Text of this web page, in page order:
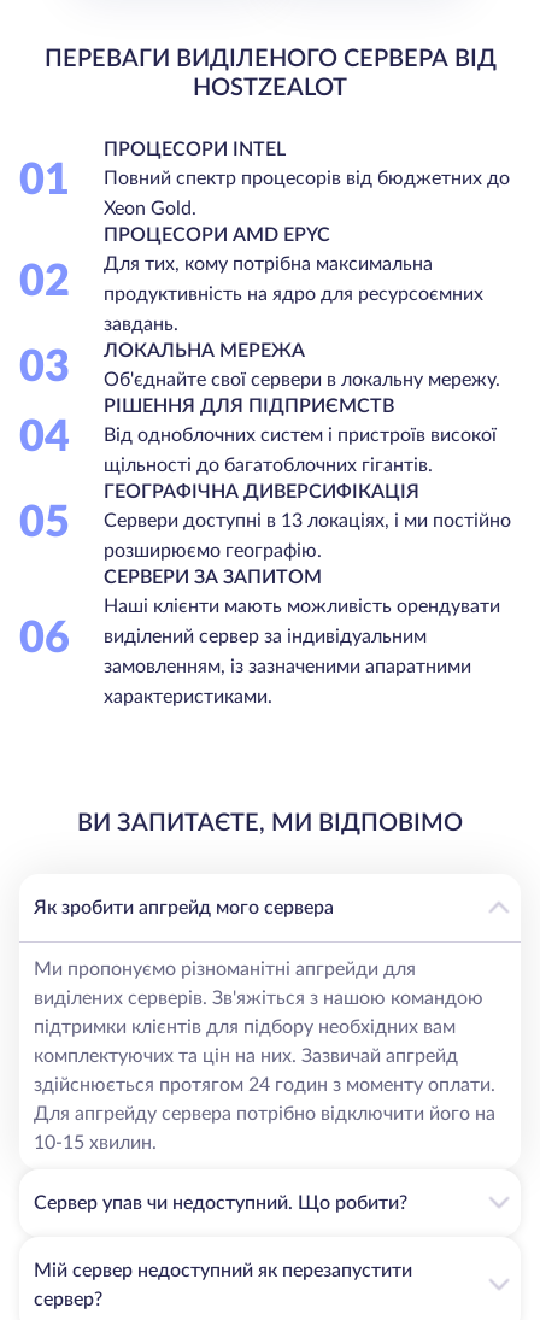
ПЕРЕВАГИ ВИДІЛЕНОГО СЕРВЕРА ВІД
HOSTZEALOT
01
ПРОЦЕСОРИ INTEL
Повний спектр процесорів від бюджетних до
Xeon Gold.
02
ПРОЦЕСОРИ AMD EPYC
Для тих, кому потрібна максимальна
продуктивність на ядро для ресурсоємних
завдань.
03
ЛОКАЛЬНА МЕРЕЖА
Об'єднайте свої сервери в локальну мережу.
04
РІШЕННЯ ДЛЯ ПІДПРИЄМСТВ
Від одноблочних систем і пристроїв високої
щільності до багатоблочних гігантів.
05
ГЕОГРАФІЧНА ДИВЕРСИФІКАЦІЯ
Сервери доступні в 13 локаціях, і ми постійно
розширюємо географію.
06
СЕРВЕРИ ЗА ЗАПИТОМ
Наші клієнти мають можливість орендувати
виділений сервер за індивідуальним
замовленням, із зазначеними апаратними
характеристиками.
ВИ ЗАПИТАЄТЕ, МИ ВІДПОВІМО
Як зробити апгрейд мого сервера
Ми пропонуємо різноманітні апгрейди для
виділених серверів. Зв'яжіться з нашою командою
підтримки клієнтів для підбору необхідних вам
комплектуючих та цін на них. Зазвичай апгрейд
здійснюється протягом 24 годин з моменту оплати.
Для апгрейду сервера потрібно відключити його на
10-15 хвилин.
Сервер упав чи недоступний. Що робити?
Мій сервер недоступний як перезапустити
сервер?